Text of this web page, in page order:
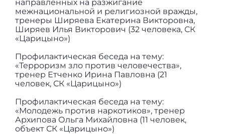
направленных на разжигание
межнациональной и религиозной вражды,
тренеры Ширяева Екатерина Викторовна,
Ширяев Илья Викторович (32 человека, СК
«Царицыно»)
Профилактическая беседа на тему:
«Терроризм зло против человечества»,
тренер Етченко Ирина Павловна (21
человек, СК «Царицыно»)
Профилактическая беседа на тему:
«Молодежь против наркотиков», тренер
Архипова Ольга Михайловна (11 человек,
объект СК «Царицыно»)